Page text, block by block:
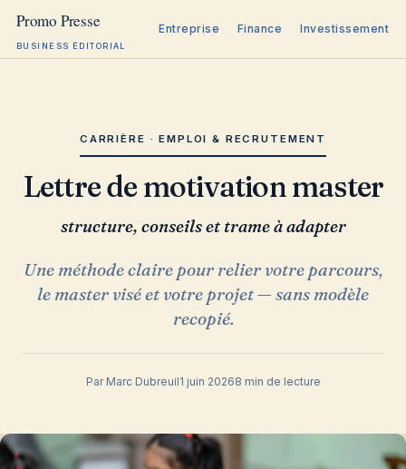
BUSINESS ÉDITORIAL
Entreprise Finance Investissement
CARRIÈRE · EMPLOI & RECRUTEMENT
Lettre de motivation master
structure, conseils et trame à adapter
Une méthode claire pour relier votre parcours,
le master visé et votre projet — sans modèle
recopié.
Par Marc Dubreuil1 juin 20268 min de lecture